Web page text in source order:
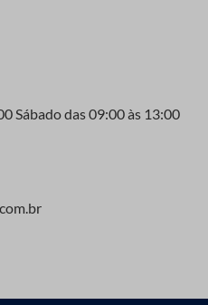
Sábado das 09:00 às 13:00